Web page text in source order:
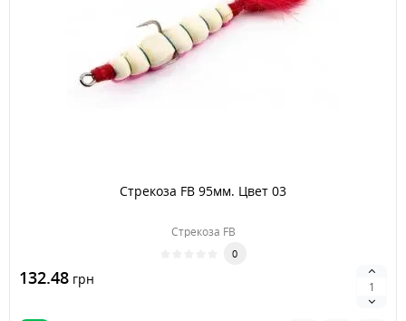
Стрекоза FB 95мм. Цвет 03
Стрекоза FB
0
132.48 грн